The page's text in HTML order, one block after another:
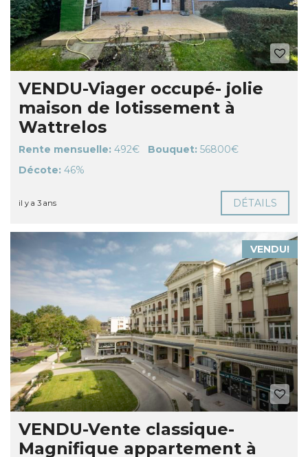
VENDU-Viager occupé- jolie
maison de lotissement à
Wattrelos
Rente mensuelle: 492€ Bouquet: 56800€
Décote: 46%
il y a 3 ans DÉTAILS
VENDU!
VENDU-Vente classique-
Magnifique appartement à